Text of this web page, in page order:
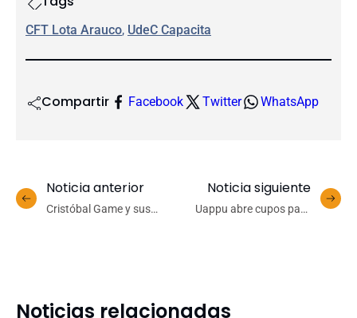
CFT Lota Arauco, UdeC Capacita
Compartir Facebook Twitter WhatsApp
Noticia anterior
Cristóbal Game y sus
Noticia siguiente
Uappu abre cupos para
Noticias relacionadas